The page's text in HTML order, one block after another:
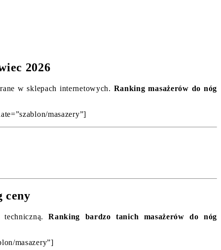
2026
w sklepach internetowych. Ranking masażerów do nóg
masazery”]
ceny
techniczną.Ranking bardzo tanich masażerów do nóg
masazery”]